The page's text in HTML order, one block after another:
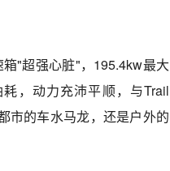
"超强心脏"，195.4kw最大
，动力充沛平顺，与Trail
市的车水马龙，还是户外的